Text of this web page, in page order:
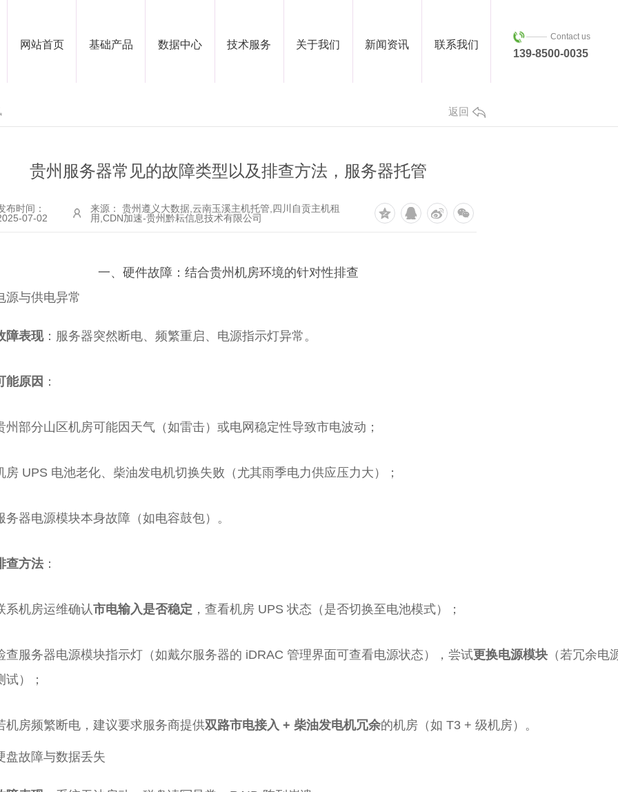
网站首页 基础产品 数据中心 技术服务 关于我们 新闻资讯 联系我们
Contact us
139-8500-0035
返回
贵州服务器常见的故障类型以及排查方法，服务器托管
布时间：
07-02
来源： 贵州遵义大数据,云南玉溪主机托管,四川自贡主机租
用,CDN加速-贵州黔耘信息技术有限公司
一、硬件故障：结合贵州机房环境的针对性排查
源与供电异常
障表现：服务器突然断电、频繁重启、电源指示灯异常。
能原因 ：
州部分山区机房可能因天气（如雷击）或电网稳定性导致市电波动；
房 UPS 电池老化、柴油发电机切换失败（尤其雨季电力供应压力大）；
务器电源模块本身故障（如电容鼓包）。
查方法：
系机房运维确认市电输入是否稳定 ，查看机房 UPS 状态（是否切换至电池模式）；
查服务器电源模块指示灯（如戴尔服务器的 iDRAC 管理界面可查看电源状态），尝试更换电源模块 （若冗余电
试）；
机房频繁断电，建议要求服务商提供双路市电接入 + 柴油发电机冗余的机房（如 T3 + 级机房）。
盘故障与数据丢失